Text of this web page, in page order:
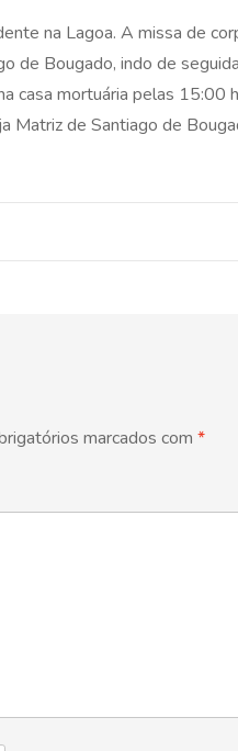
na Lagoa. A missa de
de Bougado, indo de
casa mortuária pelas 15:00
Matriz de Santiago de
marcados com *